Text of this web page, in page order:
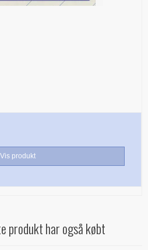
Vis produkt
produkt har også købt